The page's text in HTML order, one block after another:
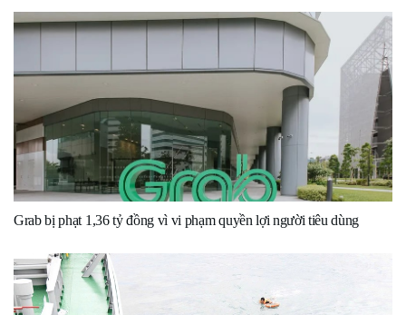
Grab bị phạt 1,36 tỷ đồng vì vi phạm quyền lợi người tiêu dùng